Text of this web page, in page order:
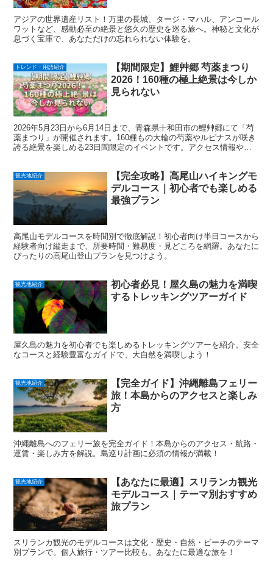
アジアの世界遺産リスト！万里の長城、タージ・マハル、アンコール
ワットなど、感動必至の絶景と悠久の歴史を巡る旅へ。神秘と文化が
息づく宝庫で、あなただけの忘れられない体験を。
トレンド・用語紹介
【期間限定】鯉艸郷 芍薬まつり
2026！160種の極上絶景は今しか
見られない
2026年5月23日から6月14日まで、青森県十和田市の鯉艸郷にて「芍
薬まつり」が開催されます。160種もの大輪の芍薬やルピナスが咲き
誇る絶景を楽しめる23日間限定のイベントです。アクセス情報や混
観光地紹介
【完全攻略】高尾山ハイキングモ
デルコース｜初心者でも楽しめる
最強プラン
高尾山モデルコースを時間別で徹底解説！初心者向け半日コースから
経験者向け縦走まで、所要時間・難易度・見どころを網羅。あなたに
ぴったりの高尾山登山プランを見つけよう。
観光地紹介
初心者必見！屋久島の魅力を満喫
するトレッキングツアーガイド
屋久島の魅力を初心者でも楽しめるトレッキングツアーを紹介。安全
なコースと経験豊富なガイドで、大自然を満喫しよう！
観光地紹介
【完全ガイド】沖縄離島フェリー
旅！本島からのアクセスと楽しみ
方
沖縄離島へのフェリー旅を完全ガイド！本島からのアクセス・航路・
運賃・楽しみ方を解説。島巡り計画に必須の情報が満載！
観光地紹介
【あなたに最適】スリランカ観光
モデルコース｜テーマ別おすすめ
旅プラン
スリランカ観光のモデルコースは文化・歴史・自然・ビーチのテーマ
別プランで。個人旅行・ツアー比較も。あなたに最適な旅を！